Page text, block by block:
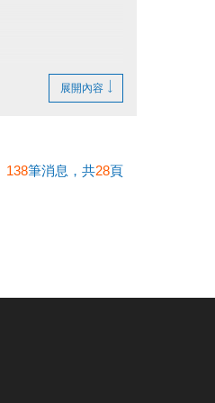
展開內容
138筆消息，共28頁